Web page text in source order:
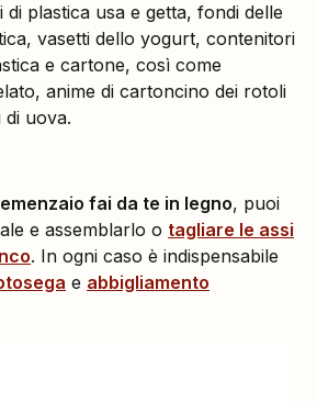
di plastica usa e getta, fondi delle
vasetti dello yogurt, contenitori
e cartone, così come
anime di cartoncino dei rotoli
di uova.
fai da te in legno, puoi
e assemblarlo o tagliare le assi
. In ogni caso è indispensabile
e abbigliamento